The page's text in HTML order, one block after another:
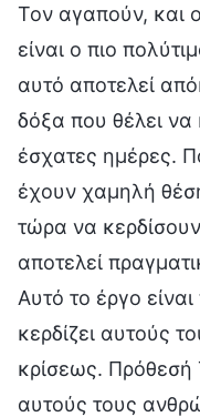
Τον αγαπούν, και
είναι ο πιο
αυτό αποτελεί
δόξα που θέλει να
έσχατες ημέρες.
έχουν χαμηλή
τώρα να
αποτελεί
Αυτό το έργο
κερδίζει αυτούς
κρίσεως. Πρόθεσή
αυτούς τους